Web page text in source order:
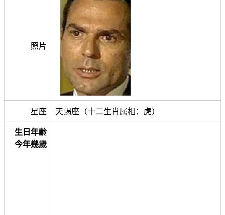
照片
星座 天蝎座（十二生肖属相：虎）
生日年齡
今年幾歲